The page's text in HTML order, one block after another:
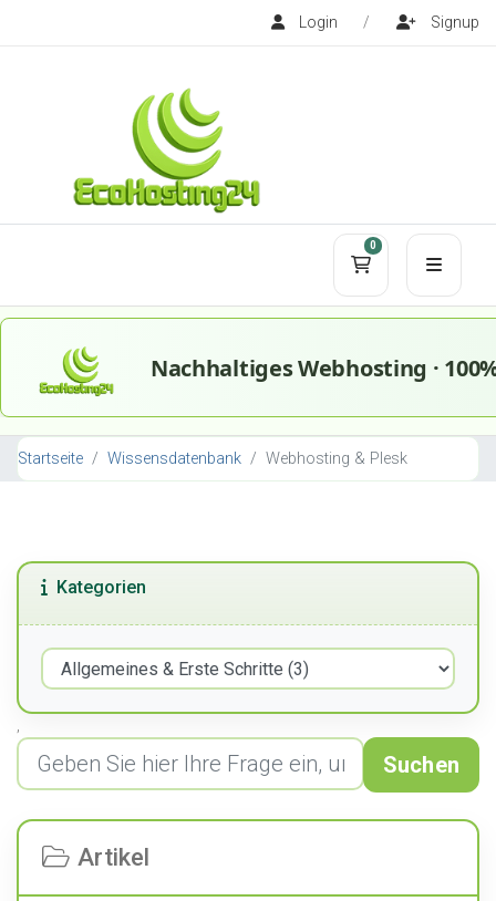
Login / Signup
0
Mein
Startseite Wissensdatenbank Webhosting & Plesk
Kategorien
Suchen
Artikel